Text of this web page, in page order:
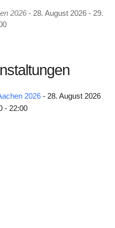
2026 - 28. August 2026 - 29.
2026 - 28. August 2026
- 22:00